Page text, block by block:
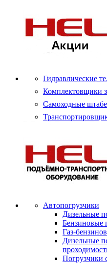
Гидравлические
Комплектовщики
Самоходные
Автопогрузчики
Дизельные
Бензиновые
Газ-
Дизельные
Погрузчики